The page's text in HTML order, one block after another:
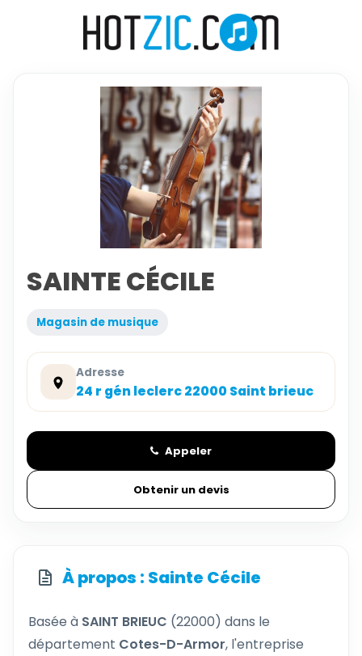
SAINTE CÉCILE
Magasin de musique
Adresse
24 r gén leclerc 22000 Saint brieuc
Appeler
Obtenir un devis
À propos : Sainte Cécile
Basée à SAINT BRIEUC (22000) dans le
département Cotes-D-Armor, l'entreprise